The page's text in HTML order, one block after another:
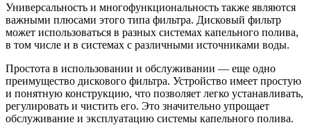
Универсальность и многофункциональность также являются
важными плюсами этого типа фильтра. Дисковый фильтр
может использоваться в разных системах капельного полива,
в том числе и в системах с различными источниками воды.
Простота в использовании и обслуживании — еще одно
преимущество дискового фильтра. Устройство имеет простую
и понятную конструкцию, что позволяет легко устанавливать,
регулировать и чистить его. Это значительно упрощает
обслуживание и эксплуатацию системы капельного полива.